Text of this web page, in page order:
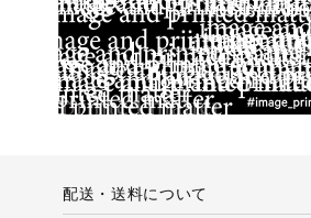
配送・送料について